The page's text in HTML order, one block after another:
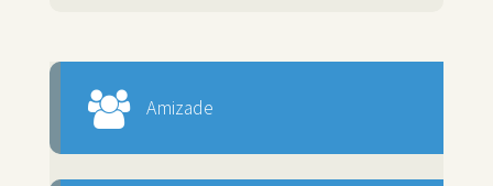
Amizade